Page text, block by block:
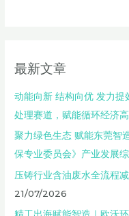
最新文章
动能向新 结构向优 发力
处理赛道，赋能循环经济
聚力绿色生态 赋能东莞
保专业委员会》产业发展
压铸行业含油废水全流程
21/07/2026